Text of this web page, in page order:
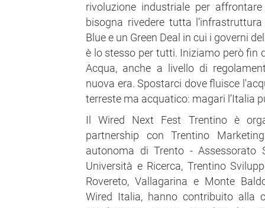
rivoluzione industriale per
bisogna rivedere tutta
Blue e un Green Deal in cui i governi
è lo stesso per tutti. Iniziamo però fin
Acqua, anche a livello di
nuova era. Spostarci dove fluisce
terreste ma acquatico: magari l’Italia
Il Wired Next Fest Trentino è
partnership con Trentino
autonoma di Trento - Assessorato
Università e Ricerca, Trentino
Rovereto, Vallagarina e Monte
Wired Italia, hanno contribuito alla